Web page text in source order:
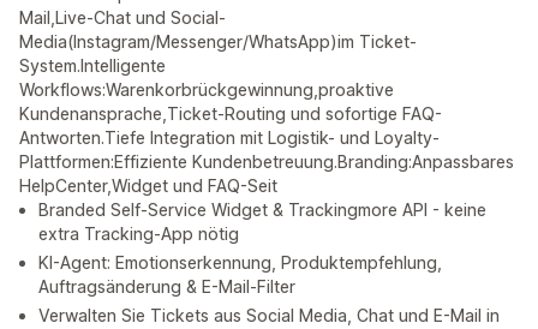
Mail,Live-Chat und Social-
Media(Instagram/Messenger/WhatsApp)im Ticket-
System.Intelligente
Workflows:Warenkorbrückgewinnung,proaktive
Kundenansprache,Ticket-Routing und sofortige FAQ-
Antworten.Tiefe Integration mit Logistik- und Loyalty-
Plattformen:Effiziente Kundenbetreuung.Branding:Anpassbares
HelpCenter,Widget und FAQ-Seit
Branded Self-Service Widget & Trackingmore API - keine
extra Tracking-App nötig
KI-Agent: Emotionserkennung, Produktempfehlung,
Auftragsänderung & E-Mail-Filter
Verwalten Sie Tickets aus Social Media, Chat und E-Mail in